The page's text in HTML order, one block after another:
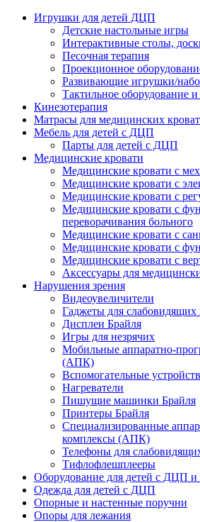
Игрушки для детей ДЦП
Детские настольные игры
Интерактивные столы,
Песочная терапия
Проекционное
Развивающие игрушки/
Тактильное оборудование
Кинезотерапия
Матрасы для медицинских
Мебель для детей с ДЦП
Парты для детей с ДЦП
Медицинские кровати
Медицинские кровати с
Медицинские кровати с
Медицинские кровати с
Медицинские кровати с
переворачивания больного
Медицинские кровати с
Медицинские кровати с
Медицинские кровати с
Аксессуары для
Нарушения зрения
Видеоувеличители
Гаджеты для слабовидящих
Дисплеи Брайля
Игры для незрячих
Мобильные аппаратно-
(АПК)
Вспомогательные
Нагреватели
Пишущие машинки Брайля
Принтеры Брайля
Специализированные
комплексы (АПК)
Телефоны для
Тифлофлешплееры
Оборудование для детей с ДЦП и
Одежда для детей с ДЦП
Опорные и настенные поручни
Опоры для лежания